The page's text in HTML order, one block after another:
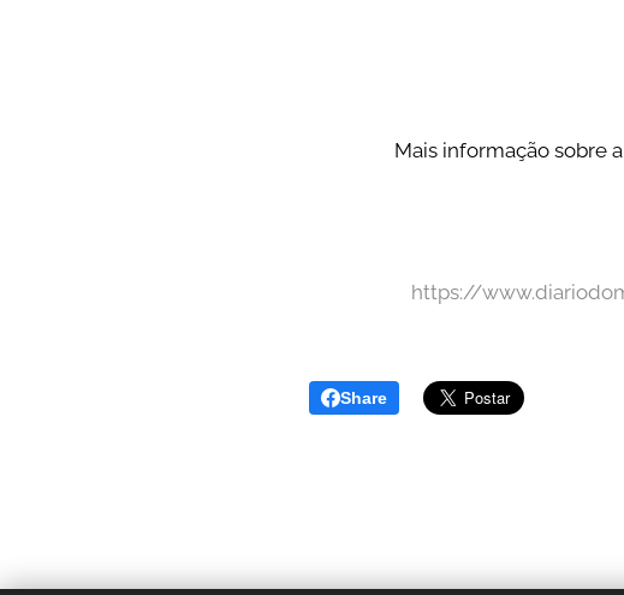
Mais informação sobre
https://
Share